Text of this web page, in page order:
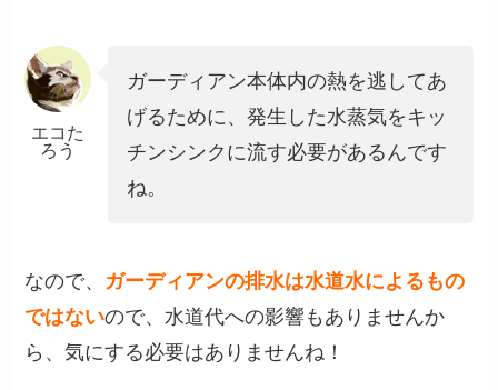
エコた
ろう
ガーディアン本体内の熱を逃してあ
げるために、発生した水蒸気をキッ
チンシンクに流す必要があるんです
ね。
なので、 ガーディアンの排水は水道水によるもの
ではないので、水道代への影響もありませんか
ら、気にする必要はありませんね！